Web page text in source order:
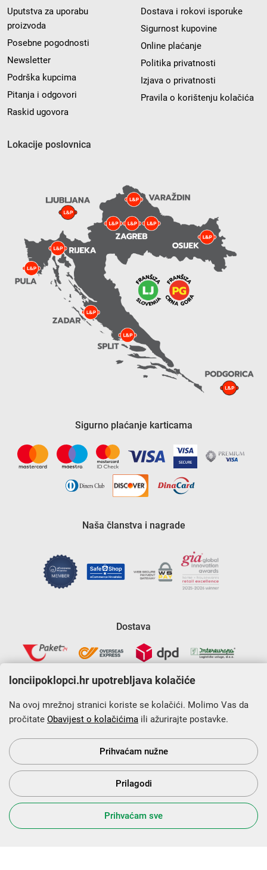
Uputstva za uporabu
proizvoda
Posebne pogodnosti
Newsletter
Podrška kupcima
Pitanja i odgovori
Raskid ugovora
Dostava i rokovi isporuke
Sigurnost kupovine
Online plaćanje
Politika privatnosti
Izjava o privatnosti
Pravila o korištenju kolačića
Lokacije poslovnica
Sigurno plaćanje karticama
Naša članstva i nagrade
Dostava
Krajnji primatelj financijskog instrumenta sufinanciranog iz
Europskog fonda za regionalni razvoj u sklopu Operativnog
programa „Konkurentnost i kohezija”.
s Vama od 2014. godine!
lonciipoklopci.hr upotrebljava kolačiće
Na ovoj mrežnoj stranici koriste se kolačići. Molimo Vas da
pročitate Obavijest o kolačićima ili ažurirajte postavke.
Prihvaćam nužne
Prilagodi
Prihvaćam sve